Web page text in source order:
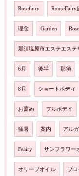
Rosefairy RouseFairy
理念 Garden
那須塩原市エステエステ
6月 後半 那須
8月 ショートボディ
お薦め フルボデイ
猛暑 案内 アル
Feairy サンフラワー
オリーブオイル ブロ